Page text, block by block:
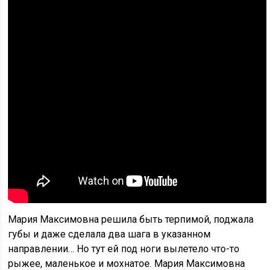
Мария Максимовна решила быть терпимой, поджала
губы и даже сделала два шага в указанном
направлении… Но тут ей под ноги вылетело что-то
рыжее, маленькое и мохнатое. Мария Максимовна